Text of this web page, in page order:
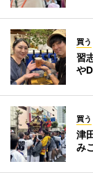
買う
習
や
買う
津
み